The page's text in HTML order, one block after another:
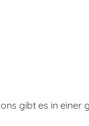
gibt es in